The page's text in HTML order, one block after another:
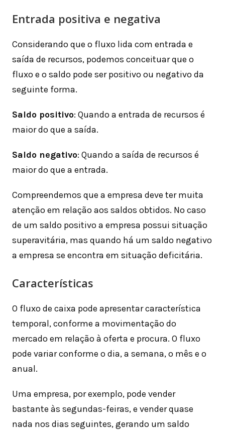
Entrada positiva e negativa
Considerando que o fluxo lida com entrada e
saída de recursos, podemos conceituar que o
fluxo e o saldo pode ser positivo ou negativo da
seguinte forma.
Saldo positivo: Quando a entrada de recursos é
maior do que a saída.
Saldo negativo: Quando a saída de recursos é
maior do que a entrada.
Compreendemos que a empresa deve ter muita
atenção em relação aos saldos obtidos. No caso
de um saldo positivo a empresa possui situação
superavitária, mas quando há um saldo negativo
a empresa se encontra em situação deficitária.
Características
O fluxo de caixa pode apresentar característica
temporal, conforme a movimentação do
mercado em relação à oferta e procura. O fluxo
pode variar conforme o dia, a semana, o mês e o
anual.
Uma empresa, por exemplo, pode vender
bastante às segundas-feiras, e vender quase
nada nos dias seguintes, gerando um saldo